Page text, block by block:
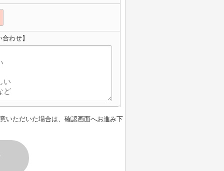
わせ】
いただいた場合は、確認画面へお進み下